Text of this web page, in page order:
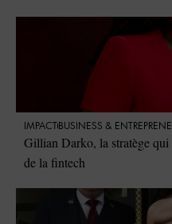
IMPACT ⁠BUSINESS &
Gillian Darko, la stratège
de la fintech